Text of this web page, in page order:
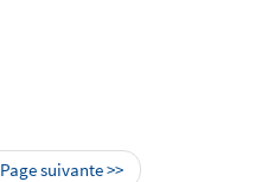
Page suivante >>